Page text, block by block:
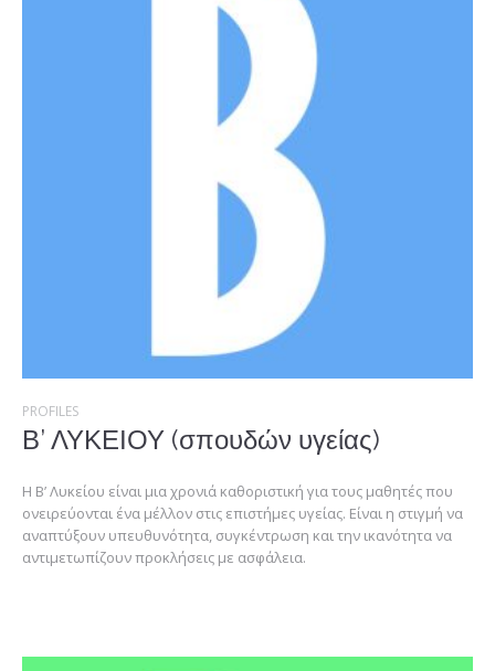
PROFILES
Β’ ΛΥΚΕΙΟΥ (σπουδών υγείας)
Η Β’ Λυκείου είναι μια χρονιά καθοριστική για τους μαθητές που
ονειρεύονται ένα μέλλον στις επιστήμες υγείας. Είναι η στιγμή να
αναπτύξουν υπευθυνότητα, συγκέντρωση και την ικανότητα να
αντιμετωπίζουν προκλήσεις με ασφάλεια.